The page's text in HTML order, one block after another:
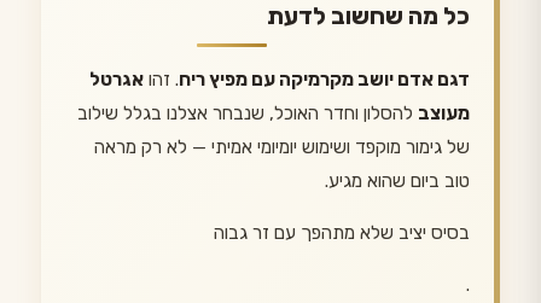
כל מה שחשוב לדעת
דגם אדם יושב מקרמיקה עם מפיץ ריח. זהו אגרטל
מעוצב להסלון וחדר האוכל, שנבחר אצלנו בגלל שילוב
של גימור מוקפד ושימוש יומיומי אמיתי — לא רק מראה
טוב ביום שהוא מגיע.
בסיס יציב שלא מתהפך עם זר גבוה
.